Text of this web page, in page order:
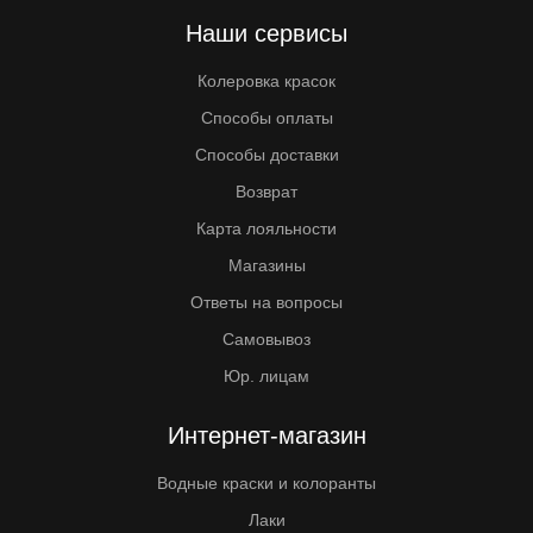
Наши сервисы
Колеровка красок
Способы оплаты
Способы доставки
Возврат
Карта лояльности
Магазины
Ответы на вопросы
Самовывоз
Юр. лицам
Интернет-магазин
Водные краски и колоранты
Лаки